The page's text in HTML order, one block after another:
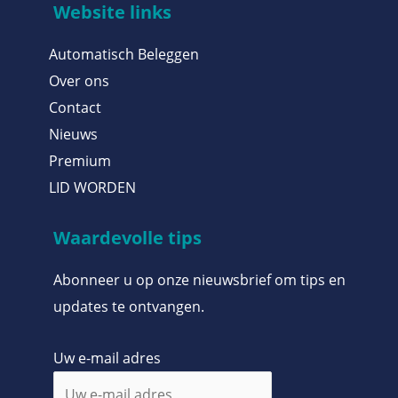
Website links
Automatisch Beleggen
Over ons
Contact
Nieuws
Premium
LID WORDEN
Waardevolle tips
Abonneer u op onze nieuwsbrief om tips en
updates te ontvangen.
Uw e-mail adres